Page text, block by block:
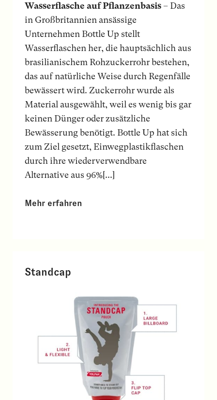
Wasserflasche auf Pflanzenbasis– Das
in Großbritannien ansässige
Unternehmen Bottle Up stellt
Wasserflaschen her, die hauptsächlich aus
brasilianischem Rohzuckerrohr bestehen,
das auf natürliche Weise durch Regenfälle
bewässert wird. Zuckerrohr wurde als
Material ausgewählt, weil es wenig bis gar
keinen Dünger oder zusätzliche
Bewässerung benötigt. Bottle Up hat sich
zum Ziel gesetzt, Einwegplastikflaschen
durch ihre wiederverwendbare
Alternative aus 96%[...]
Mehr erfahren
Standcap